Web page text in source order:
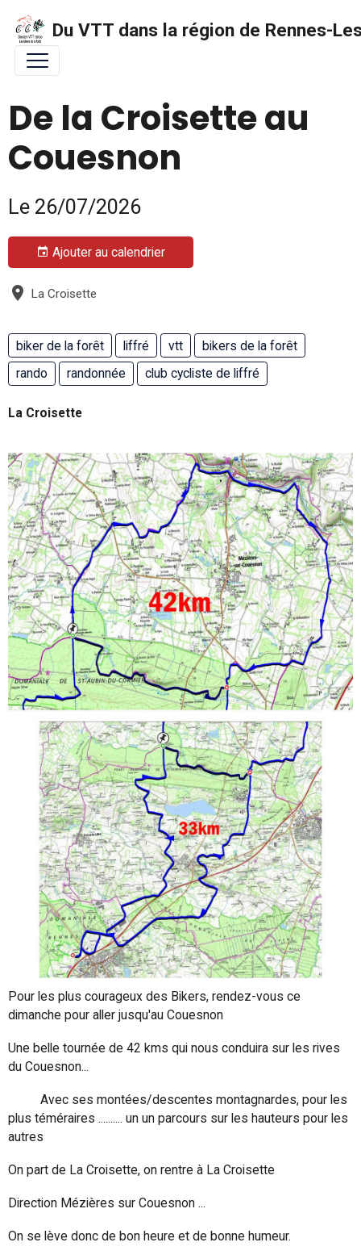
Du VTT dans la région de Rennes-
De la Croisette au
Couesnon
Le 26/07/2026
Ajouter au calendrier
La Croisette
biker de la forêt liffré vtt
bikers de la forêt
rando
randonnée club cycliste de liffré
La Croisette
Pour les plus courageux des Bikers, rendez-vous ce
dimanche pour aller jusqu'au Couesnon
Une belle tournée de 42 kms qui nous conduira sur les rives
du Couesnon...
Avec ses montées/descentes montagnardes, pour les
plus téméraires .......... un un parcours sur les hauteurs pour les
autres
On part de La Croisette, on rentre à La Croisette
Direction Mézières sur Couesnon ...
On se lève donc de bon heure et de bonne humeur.